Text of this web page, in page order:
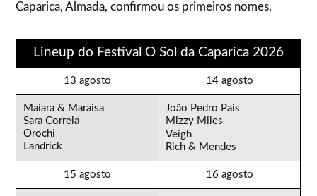
Caparica, Almada, confirmou os primeiros nomes.
Lineup do Festival O Sol da Caparica 2026
13 agosto 14 agosto
Maiara & Maraisa
Sara Correia
Orochi
Landrick
João Pedro Pais
Mizzy Miles
Veigh
Rich & Mendes
15 agosto 16 agosto